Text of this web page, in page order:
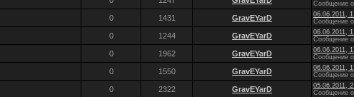
Сообщение
0 1431 GravEYarD
06.06.2011,
Сообщение
0 1244 GravEYarD
06.06.2011,
Сообщение
0 1962 GravEYarD
06.06.2011,
Сообщение
0 1550 GravEYarD
06.06.2011,
Сообщение
0 2322 GravEYarD
05.06.2011,
Сообщение